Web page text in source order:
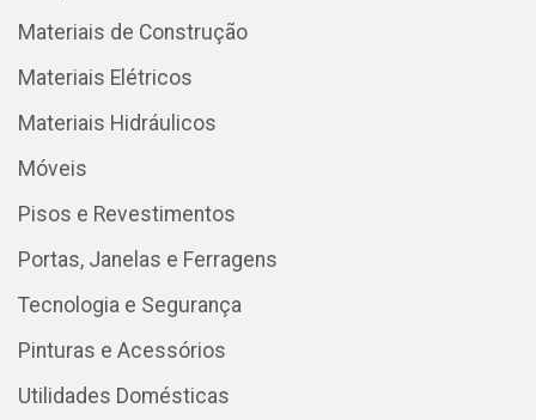
Materiais de Construção
Materiais Elétricos
Materiais Hidráulicos
Móveis
Pisos e Revestimentos
Portas, Janelas e Ferragens
Tecnologia e Segurança
Pinturas e Acessórios
Utilidades Domésticas